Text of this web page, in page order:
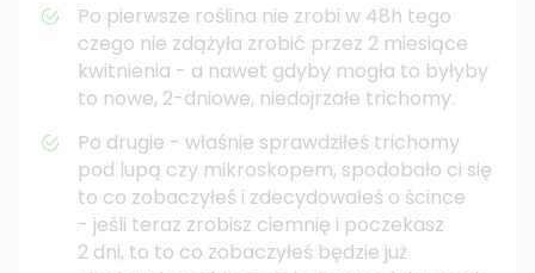
Po pierwsze roślina nie zrobi w 48h tego
czego nie zdążyła zrobić przez 2 miesiące
kwitnienia - a nawet gdyby mogła to byłyby
to nowe, 2-dniowe, niedojrzałe trichomy.
Po drugie - właśnie sprawdziłeś trichomy
pod lupą czy mikroskopem, spodobało ci się
to co zobaczyłeś i zdecydowałeś o ścince
- jeśli teraz zrobisz ciemnię i poczekasz
2 dni, to to co zobaczyłeś będzie już